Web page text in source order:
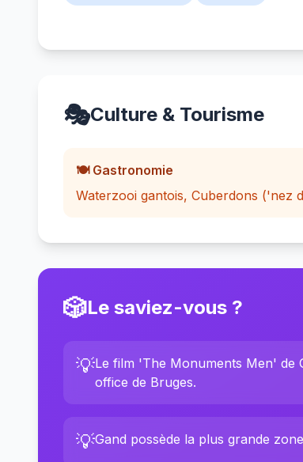
🎭Culture & Tourisme
🍽️ Gastronomie
Waterzooi gantois, Cuberdons ('nez
🎲Le saviez-vous ?
💡Le film 'The Monuments Men' de
office de Bruges.
💡Gand possède la plus grande